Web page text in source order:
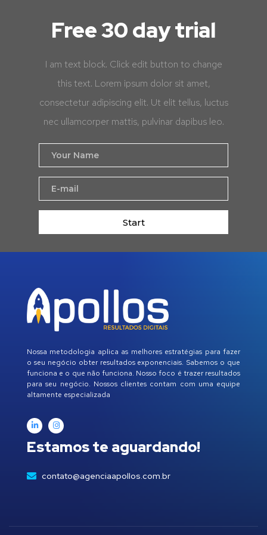
Free 30 day trial
I am text block. Click edit button to change
this text. Lorem ipsum dolor sit amet,
consectetur adipiscing elit. Ut elit tellus, luctus
nec ullamcorper mattis, pulvinar dapibus leo.
Start
Nossa metodologia aplica as melhores estratégias para fazer
o seu negócio obter resultados exponenciais. Sabemos o que
funciona e o que não funciona. Nosso foco é trazer resultados
para seu negócio. Nossos clientes contam com uma equipe
altamente especializada
Estamos te aguardando!
contato@agenciaapollos.com.br